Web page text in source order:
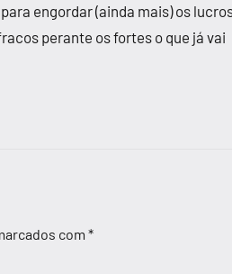
engordar (ainda mais) os
perante os fortes o que já vai
com *